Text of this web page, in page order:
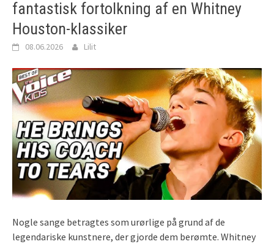
fantastisk fortolkning af en Whitney
Houston-klassiker
08.06.2026 Lilit
Nogle sange betragtes som urørlige på grund af de
legendariske kunstnere, der gjorde dem berømte. Whitney